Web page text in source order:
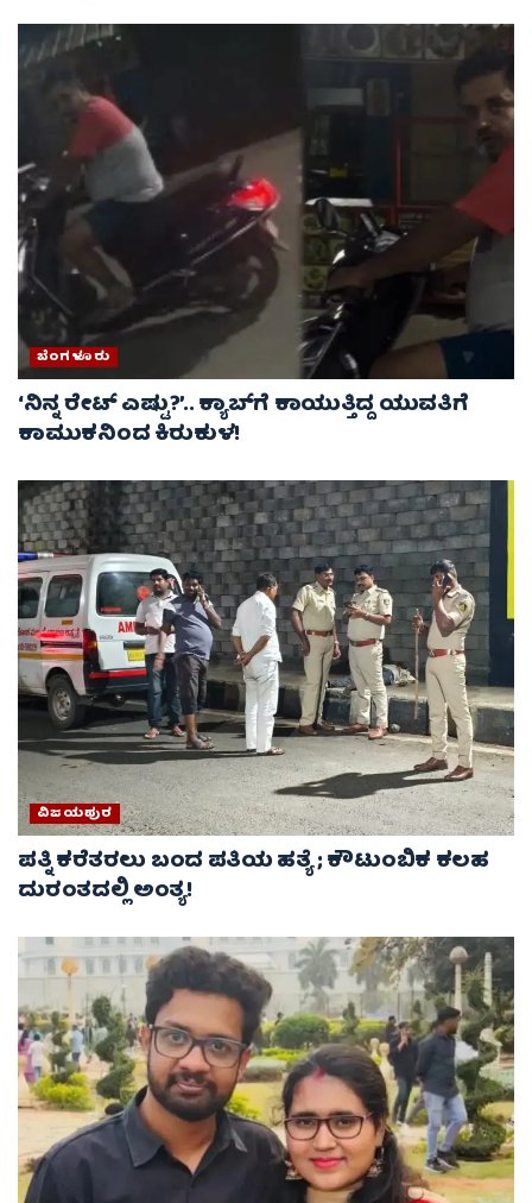
ಬೆಂಗಳೂರು
‘ನಿನ್ನ ರೇಟ್‌ ಎಷ್ಟು?’.. ಕ್ಯಾಬ್‌ಗೆ ಕಾಯುತ್ತಿದ್ದ ಯುವತಿಗೆ
ಕಾಮುಕನಿಂದ ಕಿರುಕುಳ!
ವಿಜಯಪುರ
ಪತ್ನಿ ಕರೆತರಲು ಬಂದ ಪತಿಯ ಹತ್ಯೆ ; ಕೌಟುಂಬಿಕ ಕಲಹ
ದುರಂತದಲ್ಲಿ ಅಂತ್ಯ!